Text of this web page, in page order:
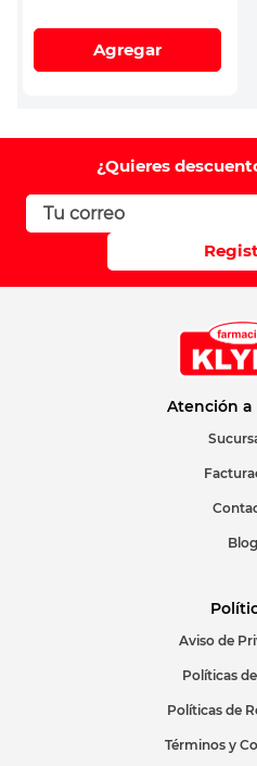
Agregar
¿Quieres
Atención a
Blog
Aviso de
Políticas
Políticas de
Términos y